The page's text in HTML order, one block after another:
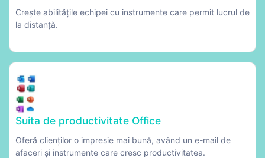
Crește abilitățile echipei cu instrumente care permit lucrul de
la distanță.
Suita de productivitate Office
Oferă clienților o impresie mai bună, având un e-mail de
afaceri și instrumente care cresc productivitatea.